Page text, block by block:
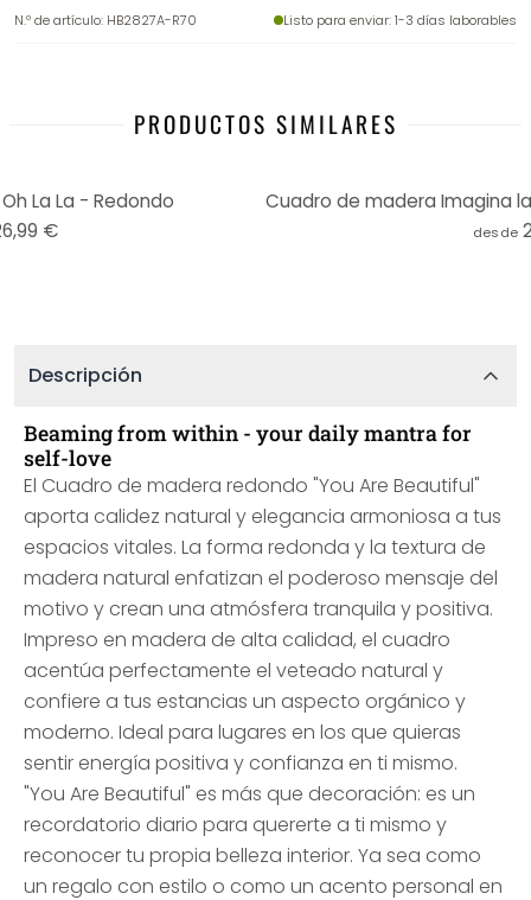
N.º de artículo: HB2827A-R70 Listo para enviar: 1-3 días laborables
PRODUCTOS SIMILARES
La La - Redondo
€
desde
Descripción
Beaming from within - your daily mantra for
self-love
El Cuadro de madera redondo "You Are Beautiful"
aporta calidez natural y elegancia armoniosa a tus
espacios vitales. La forma redonda y la textura de
madera natural enfatizan el poderoso mensaje del
motivo y crean una atmósfera tranquila y positiva.
Impreso en madera de alta calidad, el cuadro
acentúa perfectamente el veteado natural y
confiere a tus estancias un aspecto orgánico y
moderno. Ideal para lugares en los que quieras
sentir energía positiva y confianza en ti mismo.
"You Are Beautiful" es más que decoración: es un
recordatorio diario para quererte a ti mismo y
reconocer tu propia belleza interior. Ya sea como
un regalo con estilo o como un acento personal en